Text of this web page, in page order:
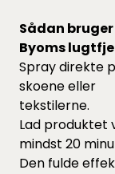
Sådan
Byoms
Spray direkte
skoene eller
tekstilerne.
Lad produktet
mindst 20
Den fulde